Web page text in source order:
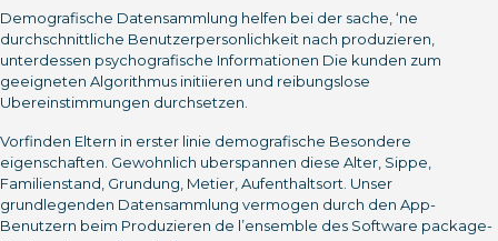
Demografische Datensammlung helfen bei der sache, ‘ne
durchschnittliche Benutzerpersonlichkeit nach produzieren,
unterdessen psychografische Informationen Die kunden zum
geeigneten Algorithmus initiieren und reibungslose
Ubereinstimmungen durchsetzen.
Vorfinden Eltern in erster linie demografische Besondere
eigenschaften. Gewohnlich uberspannen diese Alter, Sippe,
Familienstand, Grundung, Metier, Aufenthaltsort. Unser
grundlegenden Datensammlung vermogen durch den App-
Benutzern beim Produzieren de l’ensemble des Software package-